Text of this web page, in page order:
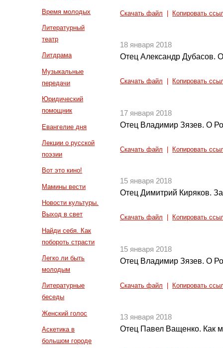
Время молодых
Литературный
театр
Литдрама
Музыкальные
передачи
Юридический
помощник
Евангелие дня
Лекции о русской
поэзии
Вот это кино!
Мамины вести
Новости культуры.
Выход в свет
Найди себя. Как
побороть страсти
Легко ли быть
молодым
Литературные
беседы
Женский голос
Аскетика в
большом городе
Скачать файл Копировать
18 января 2018
Отец Александр Дубасов.
Скачать файл Копировать
17 января 2018
Отец Владимир Зязев. О
Скачать файл Копировать
15 января 2018
Отец Димитрий Киряков.
Скачать файл Копировать
15 января 2018
Отец Владимир Зязев. О
Скачать файл Копировать
13 января 2018
Отец Павел Ващенко. Как